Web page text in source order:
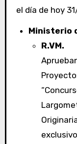
el día de hoy
Ministerio
R.VM.